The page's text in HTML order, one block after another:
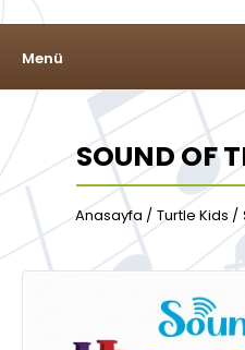
Menü
SOUND OF
Anasayfa Turtle Kids